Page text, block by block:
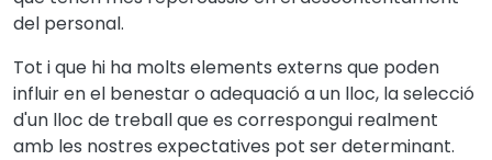
del personal.
Tot i que hi ha molts elements externs que poden
influir en el benestar o adequació a un lloc, la selecció
d'un lloc de treball que es correspongui realment
amb les nostres expectatives pot ser determinant.